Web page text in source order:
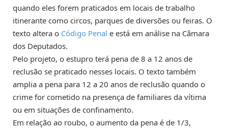
quando eles forem praticados em locais de trabalho
itinerante como circos, parques de diversões ou feiras. O
texto altera o Código Penal e está em análise na Câmara
dos Deputados.
Pelo projeto, o estupro terá pena de 8 a 12 anos de
reclusão se praticado nesses locais. O texto também
amplia a pena para 12 a 20 anos de reclusão quando o
crime for cometido na presença de familiares da vítima
ou em situações de confinamento.
Em relação ao roubo, o aumento da pena é de 1/3,